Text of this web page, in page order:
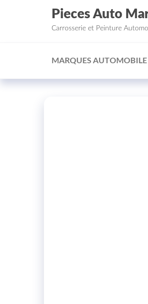
Aller au contenu
Pieces Auto
Carrosserie et Peinture
MARQUES AUTOMOBILE